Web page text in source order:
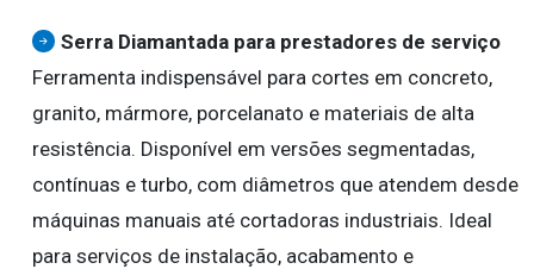
Serra Diamantada para prestadores de serviço
Ferramenta indispensável para cortes em concreto,
granito, mármore, porcelanato e materiais de alta
resistência. Disponível em versões segmentadas,
contínuas e turbo, com diâmetros que atendem desde
máquinas manuais até cortadoras industriais. Ideal
para serviços de instalação, acabamento e